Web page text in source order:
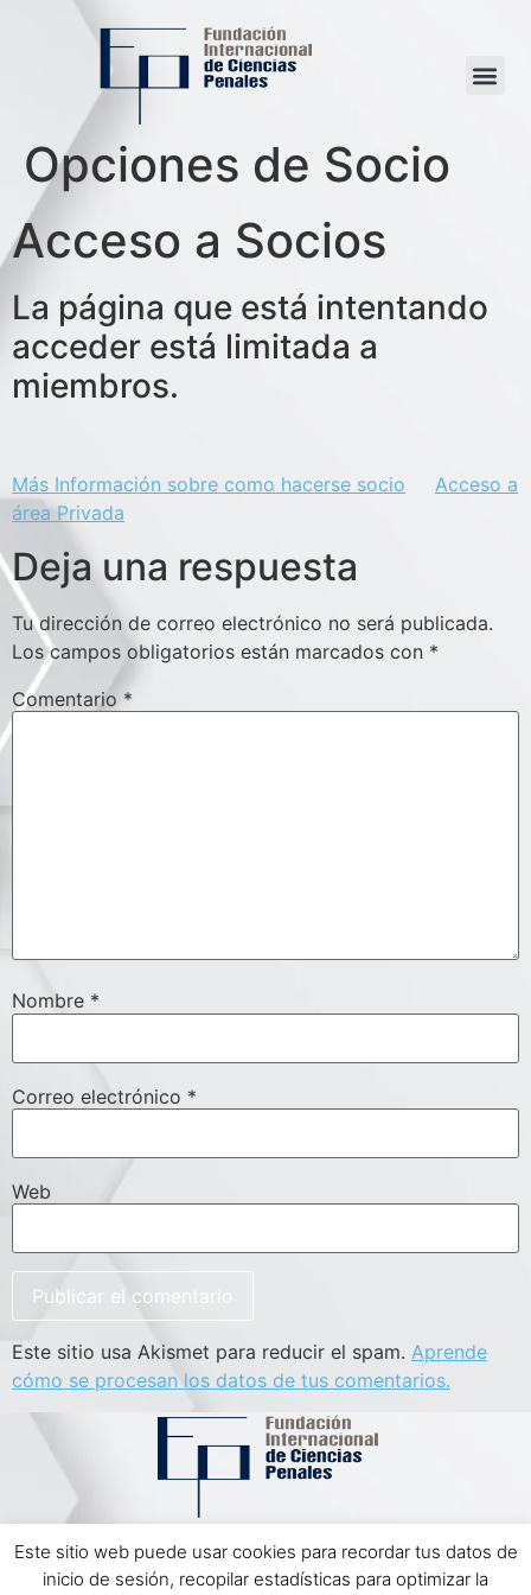
Opciones de Socio
Acceso a Socios
La página que está intentando
acceder está limitada a
miembros.
Más Información sobre como hacerse socio
Acceso a
área Privada
Deja una respuesta
Tu dirección de correo electrónico no será publicada.
Los campos obligatorios están marcados con *
Comentario *
Nombre *
Correo electrónico *
Web
Este sitio usa Akismet para reducir el spam. Aprende
cómo se procesan los datos de tus comentarios.
Aviso Legal | Política de Privacidad
Este sitio web puede usar cookies para recordar tus datos de
inicio de sesión, recopilar estadísticas para optimizar la